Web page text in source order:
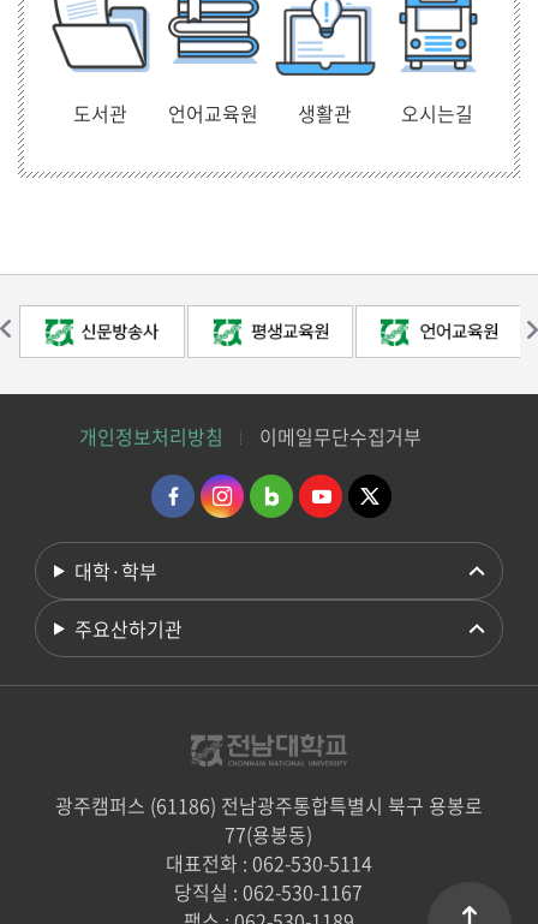
도서관 언어교육원 생활관 오시는길
개인정보처리방침 이메일무단수집거부
대학·학부
주요산하기관
광주캠퍼스 (61186) 전남광주통합특별시 북구 용봉로
77(용봉동)
대표전화 : 062-530-5114
당직실 : 062-530-1167